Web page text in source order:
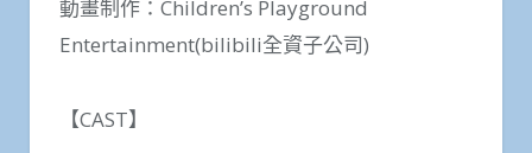
動畫制作：Children’s Playground
Entertainment(bilibili全資子公司)
【CAST】